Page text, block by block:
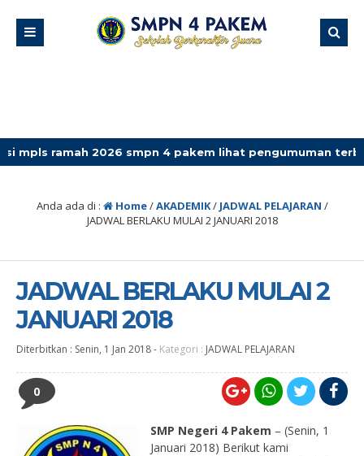
2026 smpn 4 pakem lihat pengumuman terbaru
Anda ada di : Home/AKADEMIK/ JADWAL PELAJARAN /
JADWAL BERLAKU MULAI 2 JANUARI 2018
JADWAL BERLAKU MULAI 2
JANUARI 2018
Diterbitkan : Senin, 1 Jan 2018- Kategori : JADWAL PELAJARAN
0
SMP Negeri 4 Pakem – (Senin, 1
Januari 2018) Berikut kami